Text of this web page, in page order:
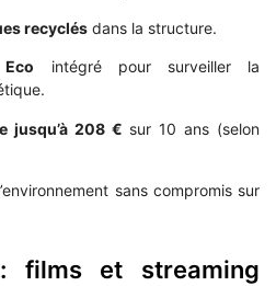
recyclés dans la structure.
intégré pour surveiller la
jusqu’à 208 € sur 10 ans (selon
sans compromis sur
films et streaming